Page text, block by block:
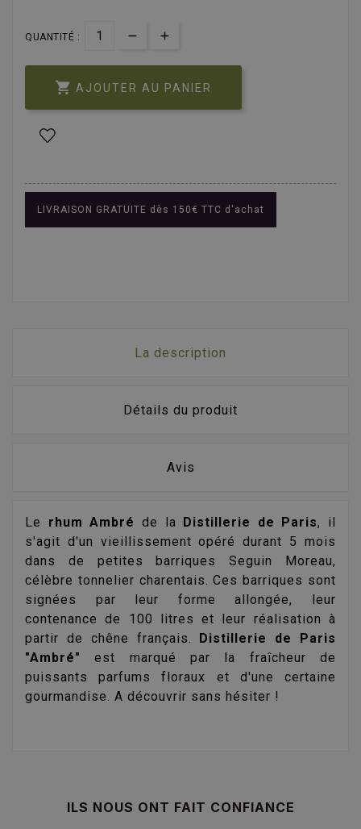
QUANTITÉ :
 AJOUTER AU PANIER
LIVRAISON GRATUITE dès 150€ TTC d'achat
La description
Détails du produit
Avis
Le rhum Ambré de la Distillerie de Paris, il
s'agit d'un vieillissement opéré durant 5 mois
dans de petites barriques Seguin Moreau,
célèbre tonnelier charentais. Ces barriques sont
signées par leur forme allongée, leur
contenance de 100 litres et leur réalisation à
partir de chêne français. Distillerie de Paris
"Ambré"
est marqué par la fraîcheur de
puissants parfums floraux et d'une certaine
gourmandise. A découvrir sans hésiter !
ILS NOUS ONT FAIT CONFIANCE